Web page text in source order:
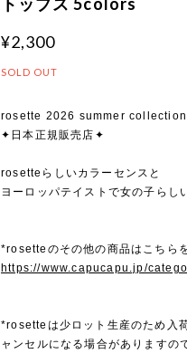
¥2,300
SOLD OUT
rosette 2026 summer collection
✦日本正規販売店✦
rosetteらしいカラーセンスと
ヨーロッパテイストで女の子らし
*rosetteのその他の商品はこちら
https://www.capucapu.jp/
*rosetteは少ロット生産のため入
ャンセルになる場合がありますの